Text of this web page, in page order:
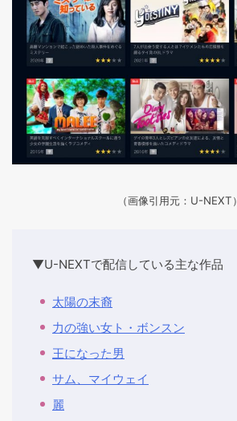
（画像引用元：U-NEXT）
▼U-NEXTで配信している主な作品
太陽の末裔
力の強い女ト・ボンスン
王になった男
サム、マイウェイ
麗